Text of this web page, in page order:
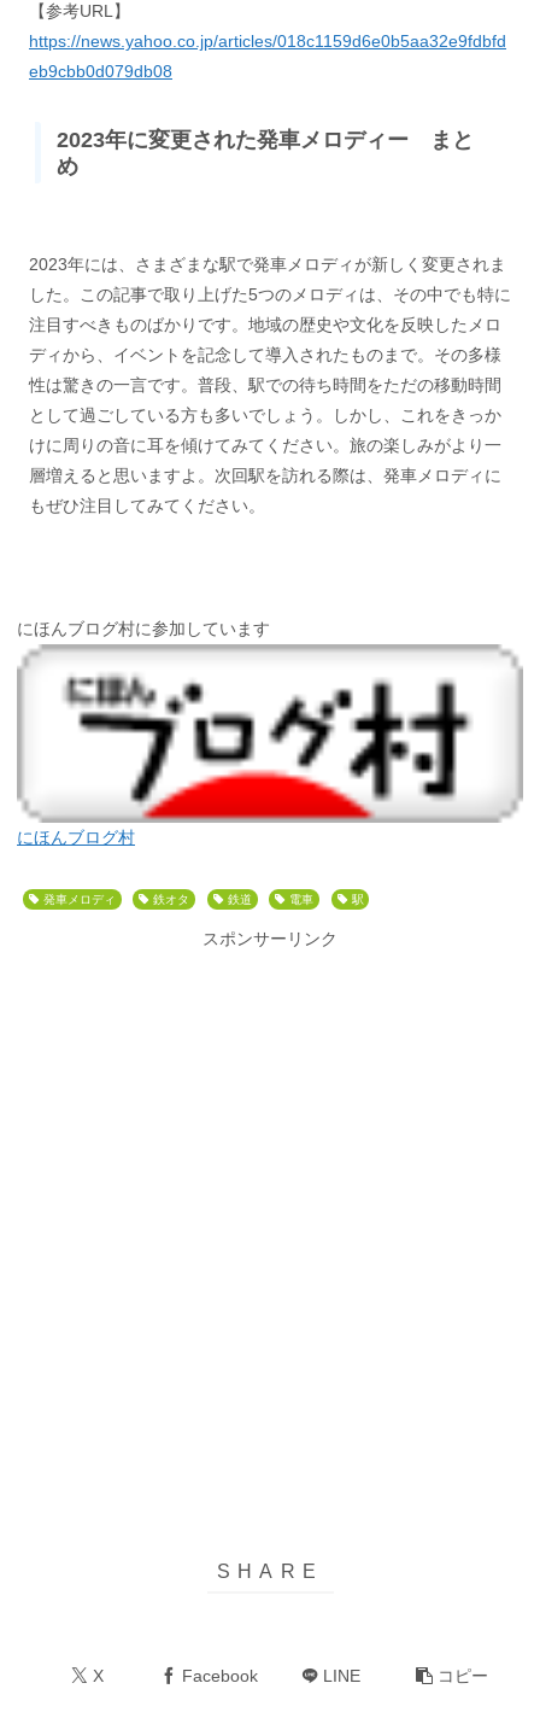
【参考URL】
https://news.yahoo.co.jp/articles/018c1159d6e0b5aa32e9fdbfd
eb9cbb0d079db08
2023年に変更された発車メロディー まと
め
2023年には、さまざまな駅で発車メロディが新しく変更されま
した。この記事で取り上げた5つのメロディは、その中でも特に
注目すべきものばかりです。地域の歴史や文化を反映したメロ
ディから、イベントを記念して導入されたものまで。その多様
性は驚きの一言です。普段、駅での待ち時間をただの移動時間
として過ごしている方も多いでしょう。しかし、これをきっか
けに周りの音に耳を傾けてみてください。旅の楽しみがより一
層増えると思いますよ。次回駅を訪れる際は、発車メロディに
もぜひ注目してみてください。
にほんブログ村に参加しています
にほんブログ村
発車メロディ 鉄オタ 鉄道 電車 駅
スポンサーリンク
X Facebook LINE コピー